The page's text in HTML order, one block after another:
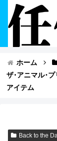
ホーム
ザ･アニマル･プ
アイテム
Back to the